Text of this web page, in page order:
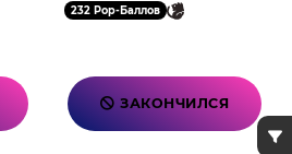
232 Pop-Баллов
ЗАКОНЧИЛСЯ